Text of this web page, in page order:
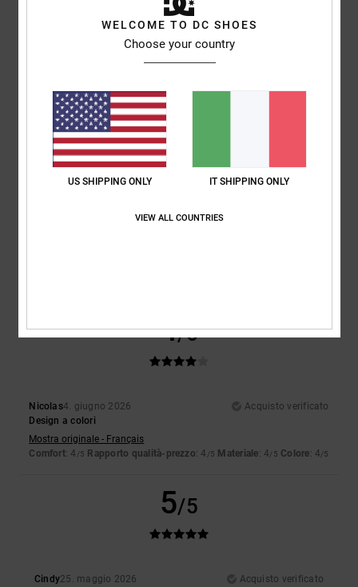
3 recensioni verificatedal maggio 2026
Comfort
4.5
Taglia
Troppo piccolo Troppo grande
4.7
4/5
Nicolas4. giugno 2026
Acquisto verificato
Design a colori
Mostra originale - Français
Comfort: 4 /5 Rapporto qualità-prezzo: 4 /5 Materiale: 4/5 Colore: 4/5
5/5
Cindy25. maggio 2026
Acquisto verificato
WELCOME TO DC SHOES
Choose your country
US SHIPPING ONLY IT SHIPPING ONLY
VIEW ALL COUNTRIES